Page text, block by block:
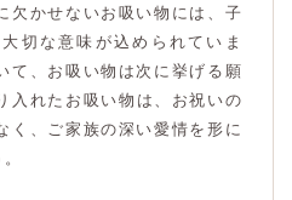
欠かせないお吸い物には、子
切な意味が込められていま
て、お吸い物は次に挙げる願
入れたお吸い物は、お祝いの
く、ご家族の深い愛情を形に